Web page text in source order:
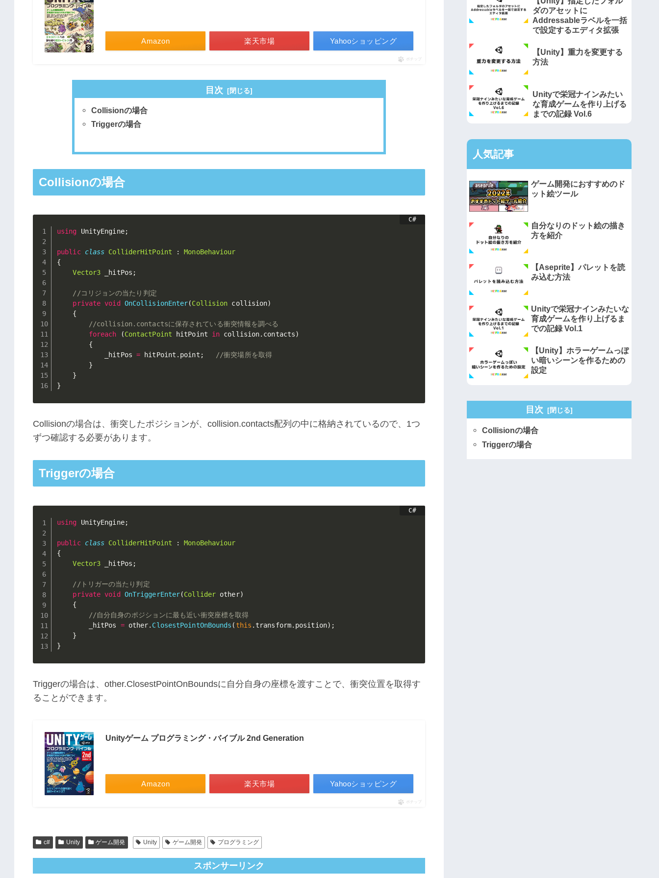
Amazon 楽天市場 Yahooショッピング
ポチップ
目次
Collisionの場合
Triggerの場合
Collisionの場合
using UnityEngine;
public class ColliderHitPoint :
MonoBehaviour
{
Vector3 _hitPos ;
//コリジョンの当たり判定
private void OnCollisionEnter(Collision collision)
{
//collision.contactsに保存されている衝突情報を調べる
foreach
(ContactPoint hitPoint in collision. contacts)
{
            _hitPos
= hitPoint . point ;
//衝突場所を取得
}
}
}
Collisionの場合は、衝突したポジションが、collision.contacts配列の中に格納されているので、1つ
ずつ確認する必要があります。
Triggerの場合
using UnityEngine;
public class ColliderHitPoint :
MonoBehaviour
{
Vector3 _hitPos ;
//トリガーの当たり判定
private void OnTriggerEnter(Collider other)
{
//自分自身のポジションに最も近い衝突座標を取得
        _hitPos
= other. ClosestPointOnBounds ( this . transform. position) ;
}
}
Triggerの場合は、other.ClosestPointOnBoundsに自分自身の座標を渡すことで、衝突位置を取得す
ることができます。
Unityゲーム プログラミング・バイブル 2nd Generation
Amazon 楽天市場 Yahooショッピング
ポチップ
c# Unity ゲーム開発 Unity ゲーム開発 プログラミング
スポンサーリンク
ダのアセットに
Addressableラベルを一括
で設定するエディタ拡張
【Unity】重力を変更する
方法
Unityで栄冠ナインみたい
な育成ゲームを作り上げる
までの記録 Vol.6
人気記事
ゲーム開発におすすめのド
ット絵ツール
自分なりのドット絵の描き
方を紹介
【Aseprite】パレットを読
み込む方法
Unityで栄冠ナインみたいな
育成ゲームを作り上げるま
での記録 Vol.1
【Unity】ホラーゲームっぽ
い暗いシーンを作るための
設定
目次
Collisionの場合
Triggerの場合